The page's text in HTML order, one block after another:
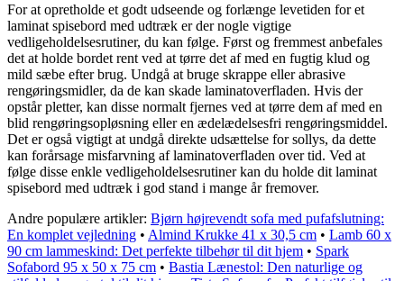
For at opretholde et godt udseende og forlænge levetiden for et
laminat spisebord med udtræk er der nogle vigtige
vedligeholdelsesrutiner, du kan følge. Først og fremmest anbefales
det at holde bordet rent ved at tørre det af med en fugtig klud og
mild sæbe efter brug. Undgå at bruge skrappe eller abrasive
rengøringsmidler, da de kan skade laminatoverfladen. Hvis der
opstår pletter, kan disse normalt fjernes ved at tørre dem af med en
blid rengøringsopløsning eller en ædelædelsesfri rengøringsmiddel.
Det er også vigtigt at undgå direkte udsættelse for sollys, da dette
kan forårsage misfarvning af laminatoverfladen over tid. Ved at
følge disse enkle vedligeholdelsesrutiner kan du holde dit laminat
spisebord med udtræk i god stand i mange år fremover.
Andre populære artikler: Bjørn højrevendt sofa med pufafslutning:
En komplet vejledning • Almind Krukke 41 x 30,5 cm • Lamb 60 x
90 cm lammeskind: Det perfekte tilbehør til dit hjem • Spark
Sofabord 95 x 50 x 75 cm • Bastia Lænestol: Den naturlige og